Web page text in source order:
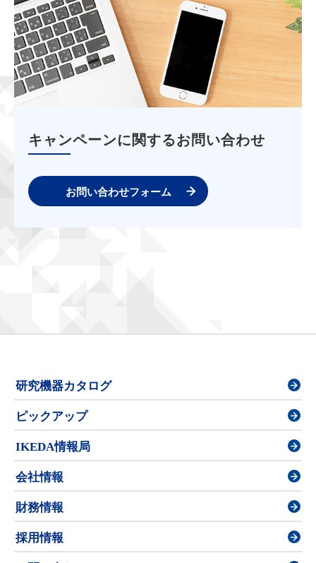
キャンペーンに関するお問い合わせ
お問い合わせフォーム
研究機器カタログ
ピックアップ
IKEDA情報局
会社情報
財務情報
採用情報